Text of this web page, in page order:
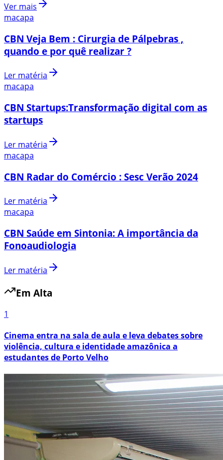
Ver mais
macapa
CBN Veja Bem : Cirurgia de Pálpebras ,
quando e por quê realizar ?
Ler matéria
macapa
CBN Startups:Transformação digital com as
startups
Ler matéria
macapa
CBN Radar do Comércio : Sesc Verão 2024
Ler matéria
macapa
CBN Saúde em Sintonia: A importância da
Fonoaudiologia
Ler matéria
Em Alta
1
Cinema entra na sala de aula e leva debates sobre
violência, cultura e identidade amazônica a
estudantes de Porto Velho